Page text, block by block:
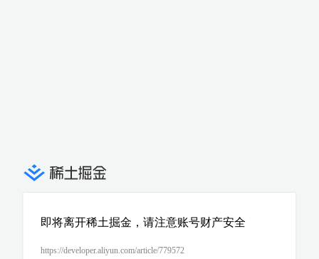
即将离开稀土掘金，请注意账号财产安全
https://developer.aliyun.com/article/779572